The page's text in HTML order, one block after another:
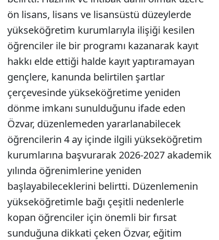
ön lisans, lisans ve lisansüstü düzeylerde
yükseköğretim kurumlarıyla ilişiği kesilen
öğrenciler ile bir programı kazanarak kayıt
hakkı elde ettiği halde kayıt yaptıramayan
gençlere, kanunda belirtilen şartlar
çerçevesinde yükseköğretime yeniden
dönme imkanı sunulduğunu ifade eden
Özvar, düzenlemeden yararlanabilecek
öğrencilerin 4 ay içinde ilgili yükseköğretim
kurumlarına başvurarak 2026-2027 akademik
yılında öğrenimlerine yeniden
başlayabileceklerini belirtti. Düzenlemenin
yükseköğretimle bağı çeşitli nedenlerle
kopan öğrenciler için önemli bir fırsat
sunduğuna dikkati çeken Özvar, eğitim